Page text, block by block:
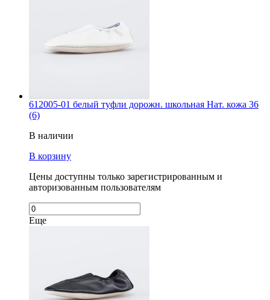
612005-01 белый туфли дорожн. школьная Нат. кожа 36
(6)
В наличии
В корзину
Цены доступны только зарегистрированным и
авторизованным пользователям
Еще